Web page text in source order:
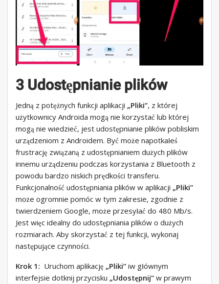
3 Udostępnianie plików
Jedną z potężnych funkcji aplikacji „Pliki”, z której
użytkownicy Androida mogą nie korzystać lub której
mogą nie wiedzieć, jest udostępnianie plików pobliskim
urządzeniom z Androidem. Być może napotkałeś
frustrację związaną z udostępnianiem dużych plików
innemu urządzeniu podczas korzystania z Bluetooth z
powodu bardzo niskich prędkości transferu.
Funkcjonalność udostępniania plików w aplikacji „Pliki”
może ogromnie pomóc w tym zakresie, zgodnie z
twierdzeniem Google, może przesyłać do 480 Mb/s.
Jest więc idealny do udostępniania plików o dużych
rozmiarach. Aby skorzystać z tej funkcji, wykonaj
następujące czynności.
Krok 1: Uruchom aplikację „Pliki” iw głównym
interfejsie dotknij przycisku „Udostępnij” w prawym